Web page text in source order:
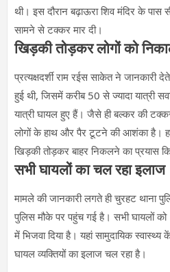
थी। इस दौरान बढ़ाऊरा शिव मंदिर के पास
सामने से टक्कर मार दी।
खिड़की तोड़कर लोगों को
प्रत्यक्षदर्शी राम रईस साकेत ने जानकारी
हुई थी, जिसमें करीब 50 से ज्यादा यात्री
यात्री घायल हुए हैं। जैसे ही बल्कर की
लोगों के हाथ और पैर टूटने की आशंका है।
खिड़की तोड़कर बाहर निकलने का प्रयास
सभी घायलों का चल रहा इलाज
मामले की जानकारी लगते ही चुरहट थाना
पुलिस मौके पर पहुंच गई है। सभी घायलों
में भिजवा दिया है। यहां सामुदायिक
घायल व्यक्तियों का इलाज चल रहा है।